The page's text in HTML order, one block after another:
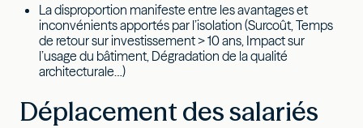
La disproportion manifeste entre les avantages et
inconvénients apportés par l’isolation (Surcoût, Temps
de retour sur investissement > 10 ans, Impact sur
l’usage du bâtiment, Dégradation de la qualité
architecturale…)
Déplacement des salariés